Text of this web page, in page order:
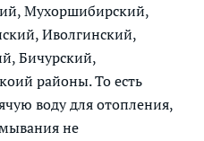
Мухоршибирский,
Иволгинский,
Бичурский,
районы. То есть
воду для отопления,
не